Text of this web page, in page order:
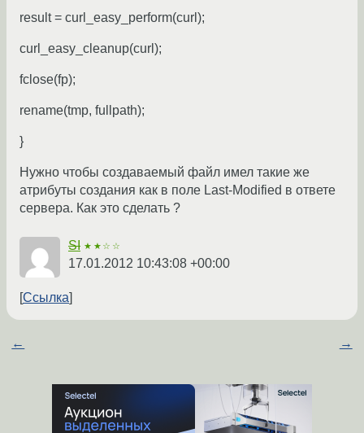
result = curl_easy_perform(curl);
curl_easy_cleanup(curl);
fclose(fp);
rename(tmp, fullpath);
}
Нужно чтобы создаваемый файл имел такие же
атрибуты создания как в поле Last-Modified в ответе
сервера. Как это сделать ?
SI ★★☆☆
17.01.2012 10:43:08 +00:00
Ссылка
← →